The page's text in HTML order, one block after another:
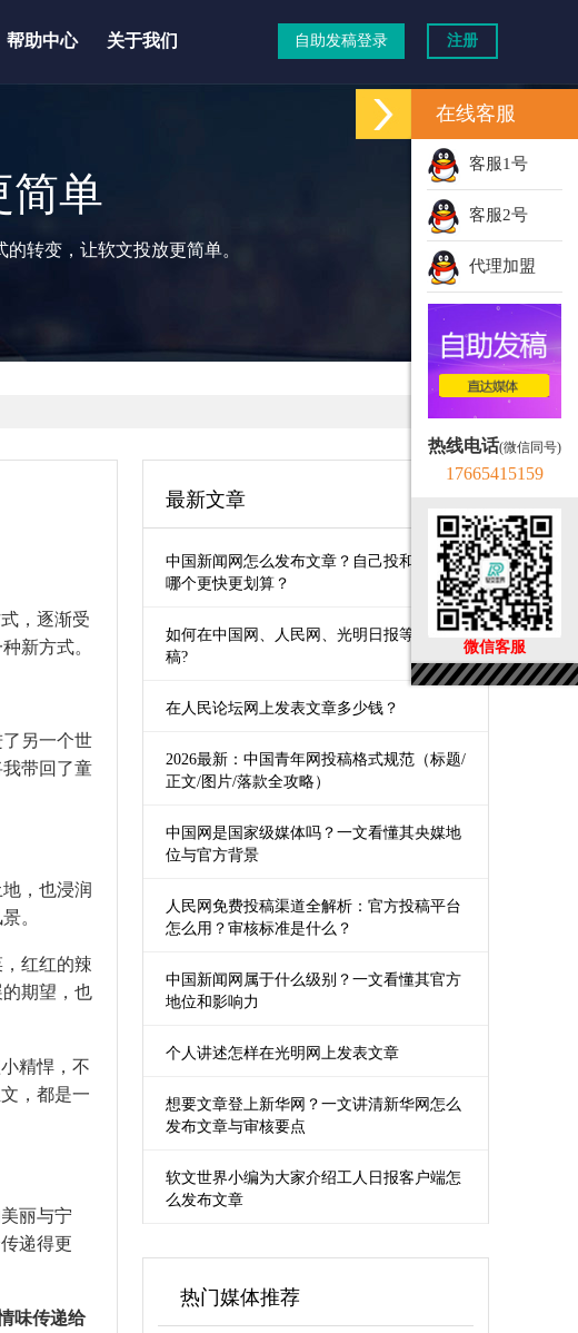
帮助中心 关于我们 自助发稿登录 注册
简单
转变，让软文投放更简单。
，逐渐受
新方式。
另一个世
带回了童
，也浸润
。
红红的辣
期望，也
精悍，不
，都是一
丽与宁
递得更
味传递给
最新文章
中国新闻网怎么发布文章？自己投和第三方
哪个更快更划算？
如何在中国网、人民网、光明日报等媒体发
稿?
在人民论坛网上发表文章多少钱？
2026最新：中国青年网投稿格式规范（标题/
正文/图片/落款全攻略）
中国网是国家级媒体吗？一文看懂其央媒地
位与官方背景
人民网免费投稿渠道全解析：官方投稿平台
怎么用？审核标准是什么？
中国新闻网属于什么级别？一文看懂其官方
地位和影响力
个人讲述怎样在光明网上发表文章
想要文章登上新华网？一文讲清新华网怎么
发布文章与审核要点
软文世界小编为大家介绍工人日报客户端怎
么发布文章
热门媒体推荐
在线客服
客服1号
客服2号
代理加盟
热线电话(微信同号)
17665415159
微信客服